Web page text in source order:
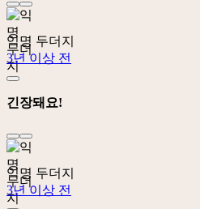
익명 두더지
3년 이상 전
긴장돼요!
익명 두더지
3년 이상 전